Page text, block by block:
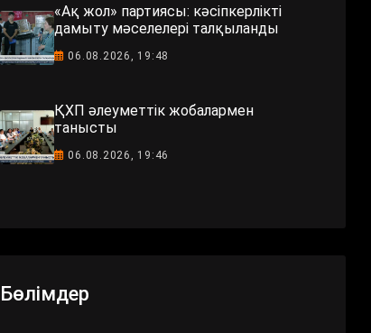
«Ақ жол» партиясы: кәсіпкерлікті
дамыту мәселелері талқыланды
06.08.2026, 19:48
ҚХП әлеуметтік жобалармен
танысты
06.08.2026, 19:46
Бөлімдер